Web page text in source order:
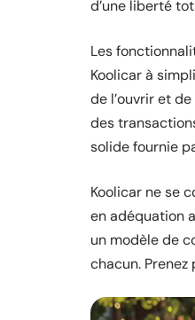
d’une liberté
Les
Koolicar à
de l’ouvrir et
des
solide fournie
Koolicar ne se
en adéquation
un modèle de
chacun.